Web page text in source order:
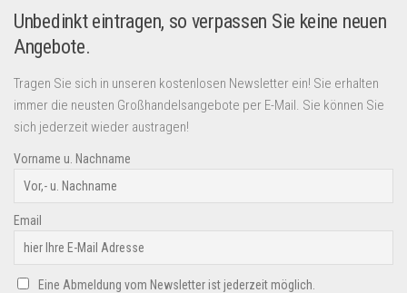
Unbedinkt eintragen, so verpassen Sie keine neuen
Angebote.
Tragen Sie sich in unseren kostenlosen Newsletter ein! Sie erhalten
immer die neusten Großhandelsangebote per E-Mail. Sie können Sie
sich jederzeit wieder austragen!
Vorname u. Nachname
Email
Eine Abmeldung vom Newsletter ist jederzeit möglich.